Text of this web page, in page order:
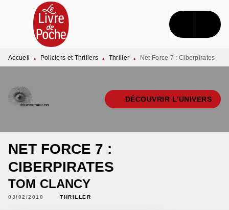
MENU RECHERCHE CONTENU
PIED DE PAGE
Accueil • Policiers et Thrillers • Thriller • Net Force 7 : Ciberpirates
DÉCOUVRIR L'UNIVERS
NET FORCE 7 :
CIBERPIRATES
TOM CLANCY
03/02/2010 THRILLER